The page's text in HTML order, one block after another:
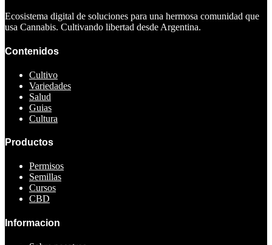
Ecosistema digital de soluciones para una hermosa comunidad que
usa Cannabis. Cultivando libertad desde Argentina.
Contenidos
Cultivo
Variedades
Salud
Guias
Cultura
Productos
Permisos
Semillas
Cursos
CBD
Informacion